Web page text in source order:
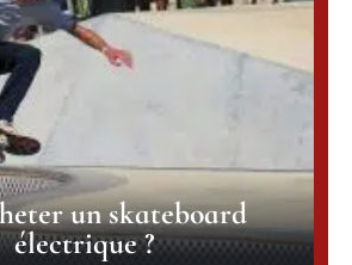
un skateboard
électrique ?